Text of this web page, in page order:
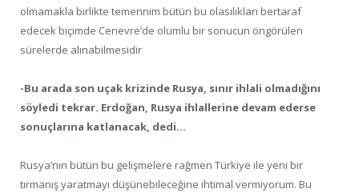
olmamakla birlikte temennim bütün bu olasılıkları bertaraf
edecek biçimde Cenevre’de olumlu bir sonucun öngörülen
sürelerde alınabilmesidir
-Bu arada son uçak krizinde Rusya, sınır ihlali olmadığını
söyledi tekrar. Erdoğan, Rusya ihlallerine devam ederse
sonuçlarına katlanacak, dedi…
Rusya’nın bütün bu gelişmelere rağmen Türkiye ile yeni bir
tırmanış yaratmayı düşünebileceğine ihtimal vermiyorum. Bu